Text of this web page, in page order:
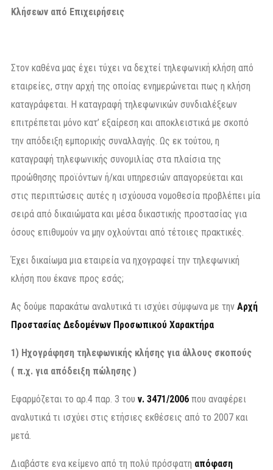
Κλήσεων από Επιχειρήσεις
Στον καθένα μας έχει τύχει να δεχτεί τηλεφωνική κλήση από
εταιρείες, στην αρχή της οποίας ενημερώνεται πως η κλήση
καταγράφεται. Η καταγραφή τηλεφωνικών συνδιαλέξεων
επιτρέπεται μόνο κατ’ εξαίρεση και αποκλειστικά με σκοπό
την απόδειξη εμπορικής συναλλαγής. Ως εκ τούτου, η
καταγραφή τηλεφωνικής συνομιλίας στα πλαίσια της
προώθησης προϊόντων ή/και υπηρεσιών απαγορεύεται και
στις περιπτώσεις αυτές η ισχύουσα νομοθεσία προβλέπει μία
σειρά από δικαιώματα και μέσα δικαστικής προστασίας για
όσους επιθυμούν να μην οχλούνται από τέτοιες πρακτικές.
Έχει δικαίωμα μια εταιρεία να ηχογραφεί την τηλεφωνική
κλήση που έκανε προς εσάς;
Ας δούμε παρακάτω αναλυτικά τι ισχύει σύμφωνα με την Αρχή
Προστασίας Δεδομένων Προσωπικού Χαρακτήρα
1) Ηχογράφηση τηλεφωνικής κλήσης για άλλους σκοπούς
( π.χ. για απόδειξη πώλησης )
Εφαρμόζεται το αρ.4 παρ. 3 του ν. 3471/2006 που αναφέρει
αναλυτικά τι ισχύει στις ετήσιες εκθέσεις από το 2007 και
μετά.
Διαβάστε ενα κείμενο από τη πολύ πρόσφατη απόφαση